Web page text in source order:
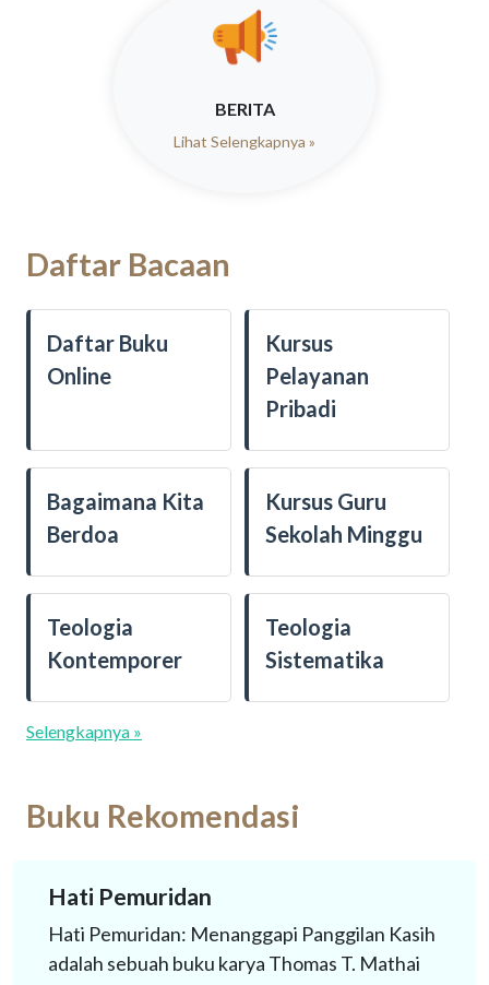
BERITA
Lihat Selengkapnya »
Daftar Bacaan
Daftar Buku
Online
Kursus
Pelayanan
Pribadi
Bagaimana Kita
Berdoa
Kursus Guru
Sekolah Minggu
Teologia
Kontemporer
Teologia
Sistematika
Selengkapnya »
Buku Rekomendasi
Hati Pemuridan
Hati Pemuridan: Menanggapi Panggilan Kasih
adalah sebuah buku karya Thomas T. Mathai
Spiritualitas Kristen dan Apologetika
Kristen
Di tengah kehidupan manusia yang dipacu